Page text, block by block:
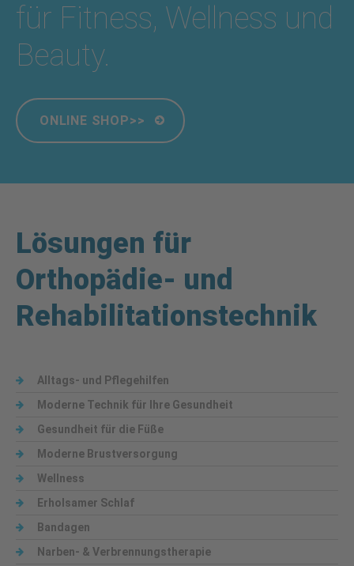
für Fitness, Wellness und
Beauty.
ONLINE SHOP>>
Lösungen für
Orthopädie- und
Rehabilitationstechnik
Alltags- und Pflegehilfen
Moderne Technik für Ihre Gesundheit
Gesundheit für die Füße
Moderne Brustversorgung
Wellness
Erholsamer Schlaf
Bandagen
Narben- & Verbrennungstherapie